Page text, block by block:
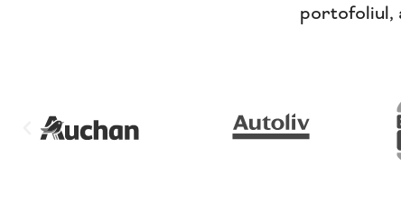
portofoliul,